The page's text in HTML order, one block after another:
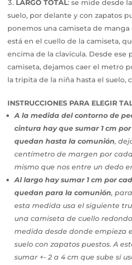
LARGO TOTAL: se mide desde
suelo, por delante y con zapatos
ponemos una camiseta de
está en el cuello de la camiseta,
encima de la clavícula. Desde ese
camiseta, dejamos caer el metro
la tripita de la niña hasta el suelo,
INSTRUCCIONES PARA ELEGIR
A la medida del contorno de
cintura hay que sumar 1 cm
quedan hasta la comunión,
centímetro de margen por
mismo que nos entre un dedo
Al largo hay sumar 1 cm por
quedan para la comunión,
esta medida usa el siguiente
una camiseta de cuello
medida desde donde empieza
suelo con zapatos puestos. A
sumar +- 2 a 4 cm que sube sí